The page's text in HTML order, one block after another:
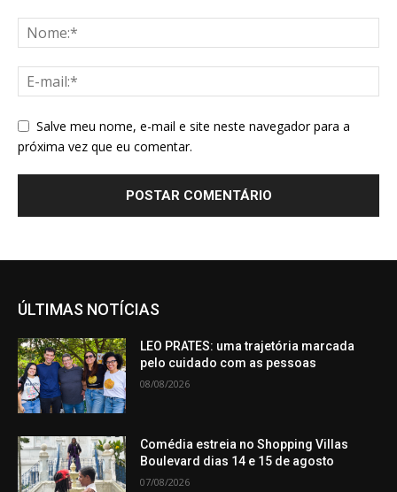
Salve meu nome, e-mail e site neste navegador para a
próxima vez que eu comentar.
ÚLTIMAS NOTÍCIAS
LEO PRATES: uma trajetória marcada
pelo cuidado com as pessoas
08/08/2026
Comédia estreia no Shopping Villas
Boulevard dias 14 e 15 de agosto
07/08/2026